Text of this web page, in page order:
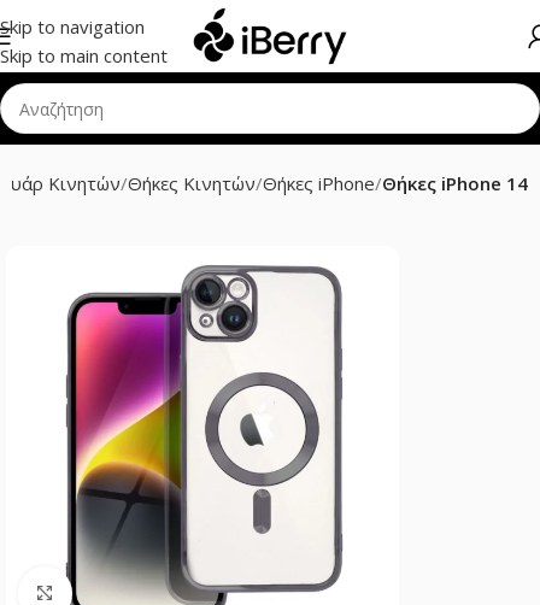
Skip to navigation
Skip to main content
Κινητών Θήκες Κινητών Θήκες iPhone Θήκες iPhone 14
Click to enlarge